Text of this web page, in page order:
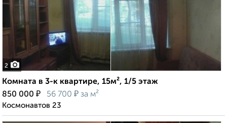
2
Комната в 3-к квартире, 15м², 1/5 этаж
850 000 ₽ 56 700 ₽ за м²
Космонавтов 23